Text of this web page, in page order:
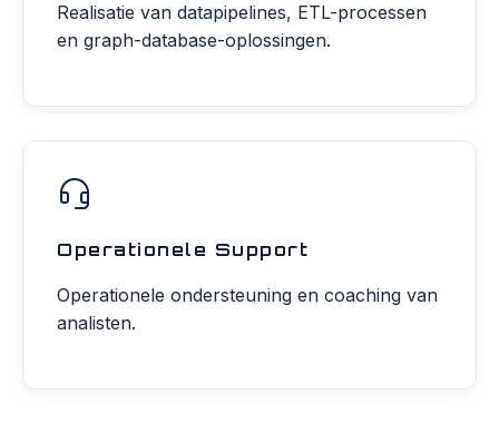
Realisatie van datapipelines, ETL-processen
en graph-database-oplossingen.
Operationele Support
Operationele ondersteuning en coaching van
analisten.